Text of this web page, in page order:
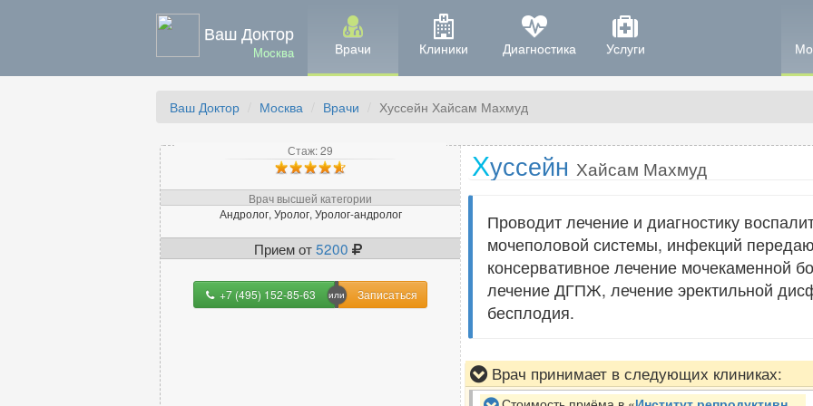
Ваш Доктор
Москва Врачи Клиники Диагностика Услуги
Ваш Доктор Москва Врачи Хуссейн Хайсам Махмуд
Стаж: 29
Врач высшей категории
Андролог, Уролог, Уролог-андролог
Прием от5200
+7 (495) 152-85-63 Записаться
Хуссейн Хайсам Махмуд
Проводит лечение и диагностику
мочеполовой системы, инфекций
консервативное лечение мочекаменной
лечение ДГПЖ, лечение эректильной
бесплодия.
Врач принимает в следующих клиниках: